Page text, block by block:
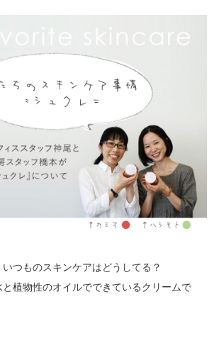
つものスキンケアはどうしてる？
と植物性のオイルでできているクリームで